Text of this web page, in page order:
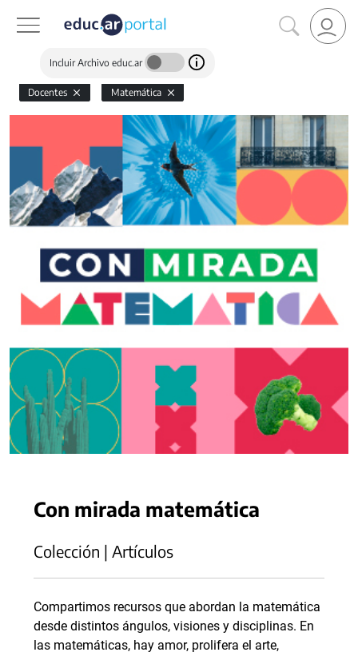
Incluir Archivo educ.ar
Docentes Matemática
Con mirada matemática
Colección | Artículos
Compartimos recursos que abordan la matemática
desde distintos ángulos, visiones y disciplinas. En
las matemáticas, hay amor, prolifera el arte,